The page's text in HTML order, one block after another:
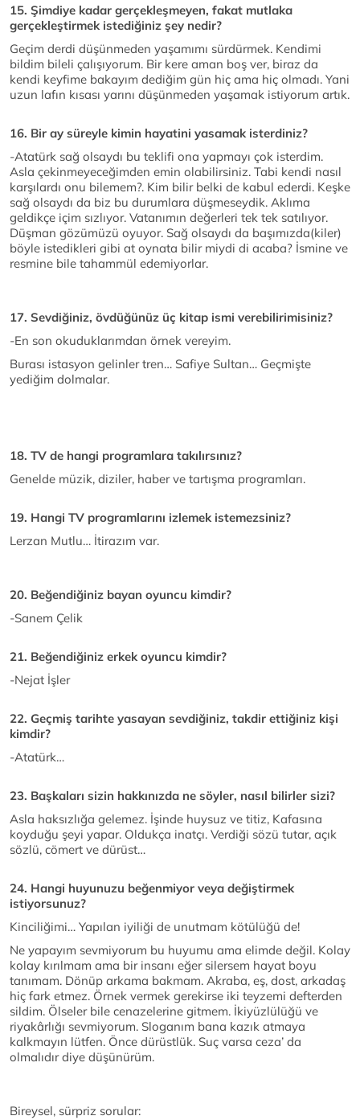
15. Şimdiye kadar gerçekleşmeyen, fakat mutlaka
gerçekleştirmek istediğiniz şey nedir?
Geçim derdi düşünmeden yaşamımı sürdürmek. Kendimi
bildim bileli çalışıyorum. Bir kere aman boş ver, biraz da
kendi keyfime bakayım dediğim gün hiç ama hiç olmadı. Yani
uzun lafın kısası yarını düşünmeden yaşamak istiyorum artık.
16. Bir ay süreyle kimin hayatini yasamak isterdiniz?
-Atatürk sağ olsaydı bu teklifi ona yapmayı çok isterdim.
Asla çekinmeyeceğimden emin olabilirsiniz. Tabi kendi nasıl
karşılardı onu bilemem?. Kim bilir belki de kabul ederdi. Keşke
sağ olsaydı da biz bu durumlara düşmeseydik. Aklıma
geldikçe içim sızlıyor. Vatanımın değerleri tek tek satılıyor.
Düşman gözümüzü oyuyor. Sağ olsaydı da başımızda(kiler)
böyle istedikleri gibi at oynata bilir miydi di acaba? İsmine ve
resmine bile tahammül edemiyorlar.
17. Sevdiğiniz, övdüğünüz üç kitap ismi verebilirimisiniz?
-En son okuduklarımdan örnek vereyim.
Burası istasyon gelinler tren… Safiye Sultan… Geçmişte
yediğim dolmalar.
18. TV de hangi programlara takılırsınız?
Genelde müzik, diziler, haber ve tartışma programları.
19. Hangi TV programlarını izlemek istemezsiniz?
Lerzan Mutlu… İtirazım var.
20. Beğendiğiniz bayan oyuncu kimdir?
-Sanem Çelik
21. Beğendiğiniz erkek oyuncu kimdir?
-Nejat İşler
22. Geçmiş tarihte yasayan sevdiğiniz, takdir ettiğiniz kişi
kimdir?
-Atatürk…
23. Başkaları sizin hakkınızda ne söyler, nasıl bilirler sizi?
Asla haksızlığa gelemez. İşinde huysuz ve titiz, Kafasına
koyduğu şeyi yapar. Oldukça inatçı. Verdiği sözü tutar, açık
sözlü, cömert ve dürüst…
24. Hangi huyunuzu beğenmiyor veya değiştirmek
istiyorsunuz?
Kinciliğimi… Yapılan iyiliği de unutmam kötülüğü de!
Ne yapayım sevmiyorum bu huyumu ama elimde değil. Kolay
kolay kırılmam ama bir insanı eğer silersem hayat boyu
tanımam. Dönüp arkama bakmam. Akraba, eş, dost, arkadaş
hiç fark etmez. Örnek vermek gerekirse iki teyzemi defterden
sildim. Ölseler bile cenazelerine gitmem. İkiyüzlülüğü ve
riyakârlığı sevmiyorum. Sloganım bana kazık atmaya
kalkmayın lütfen. Önce dürüstlük. Suç varsa ceza’ da
olmalıdır diye düşünürüm.
Bireysel, sürpriz sorular: